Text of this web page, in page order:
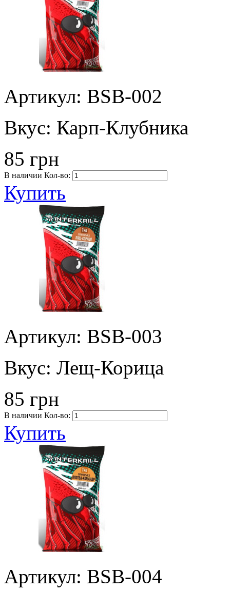
Артикул: BSB-002
Вкус: Карп-Клубника
85 грн
В наличии Кол-во:
Купить
Артикул: BSB-003
Вкус: Лещ-Корица
85 грн
В наличии Кол-во:
Купить
Артикул: BSB-004